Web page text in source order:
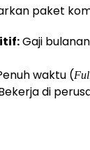
paket
Gaji
waktu (
di